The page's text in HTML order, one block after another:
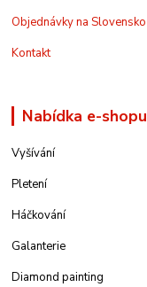
Objednávky na Slovensko
Kontakt
Nabídka e-shopu
Vyšívání
Pletení
Háčkování
Galanterie
Diamond painting